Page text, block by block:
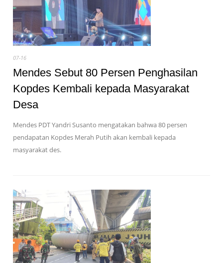
07-16
Mendes Sebut 80 Persen Penghasilan
Kopdes Kembali kepada Masyarakat
Desa
Mendes PDT Yandri Susanto mengatakan bahwa 80 persen
pendapatan Kopdes Merah Putih akan kembali kepada
masyarakat des.